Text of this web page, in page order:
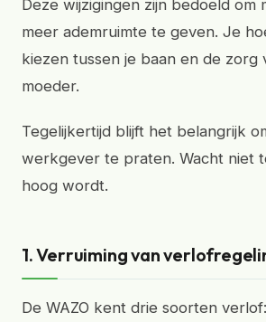
Deze wijzigingen zijn bedoeld om
meer ademruimte te geven. Je
kiezen tussen je baan en de zorg
moeder.
Tegelijkertijd blijft het belangrijk
werkgever te praten. Wacht niet
hoog wordt.
1. Verruiming van
De WAZO kent drie soorten